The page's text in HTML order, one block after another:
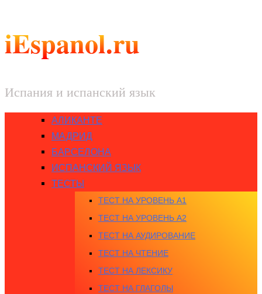
iEspanol.ru
Испания и испанский язык
АЛИКАНТЕ
МАДРИД
БАРСЕЛОНА
ИСПАНСКИЙ ЯЗЫК
ТЕСТЫ
ТЕСТ НА УРОВЕНЬ A1
ТЕСТ НА УРОВЕНЬ A2
ТЕСТ НА АУДИРОВАНИЕ
ТЕСТ НА ЧТЕНИЕ
ТЕСТ НА ЛЕКСИКУ
ТЕСТ НА ГЛАГОЛЫ